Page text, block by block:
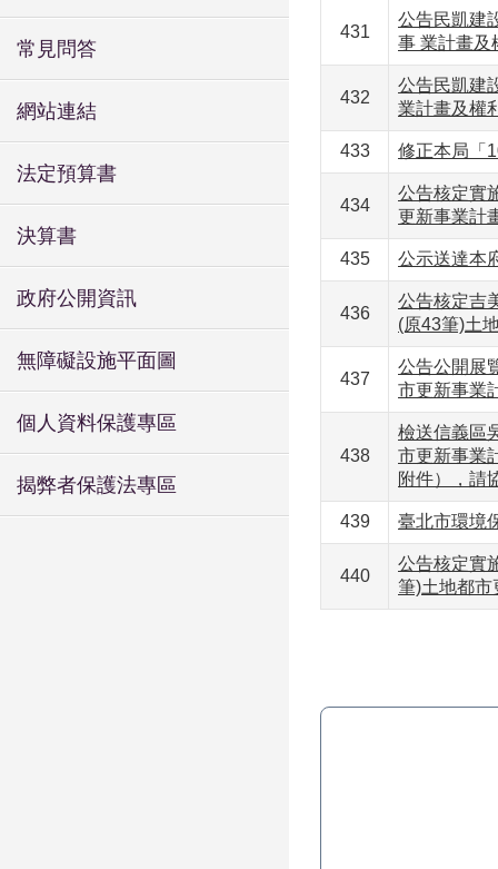
常見問答
網站連結
法定預算書
決算書
政府公開資訊
無障礙設施平面圖
個人資料保護專區
揭弊者保護法專區
431
公告民凱建
事 業計畫及
432
公告民凱建
業計畫及權
433 修正本局「
434
公告核定實
更新事業計
435 公示送達本
436
公告核定吉
(原43筆)土
437
公告公開展
市更新事業
438
檢送信義區
市更新事業
附件），請
439 臺北市環境
440
公告核定實
筆)土地都市